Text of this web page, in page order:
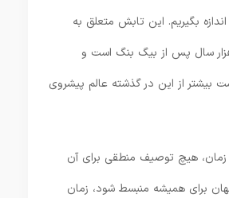
بگیریم. این تابش متعلق به
سال پس از بیگ بنگ است و
بیشتر از این در گذشته عالم پیشروی
زمان، هیچ توصیف منطقی برای آن
برای همیشه منبسط شود، زمان